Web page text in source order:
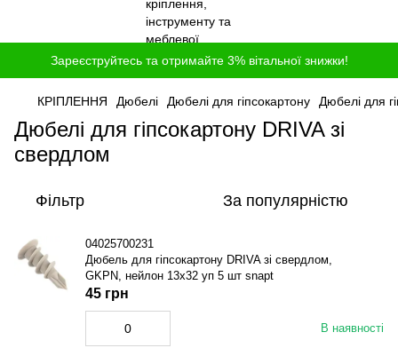
Зареєструйтесь та отримайте 3% вітальної знижки!
КРІПЛЕННЯ Дюбелі Дюбелі для гiпсокартону Дюбелі для
Дюбелі для гiпсокартону DRIVA зі
свердлом
Фільтр За популярністю
04025700231
Дюбель для гiпсокартону DRIVA зі свердлом,
GKPN, нейлон 13x32 уп 5 шт snapt
В наявності
45 грн